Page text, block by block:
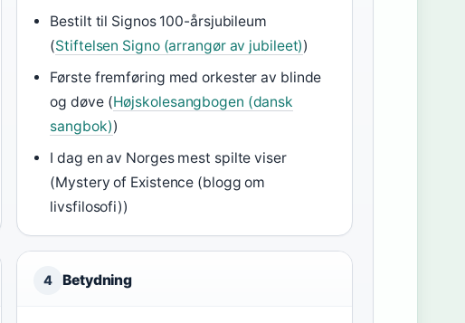
Bestilt til Signos 100-årsjubileum
(Stiftelsen Signo (arrangør av jubileet))
Første fremføring med orkester av blinde
og døve (Højskolesangbogen (dansk
sangbok))
I dag en av Norges mest spilte viser
(Mystery of Existence (blogg om
livsfilosofi))
4 Betydning